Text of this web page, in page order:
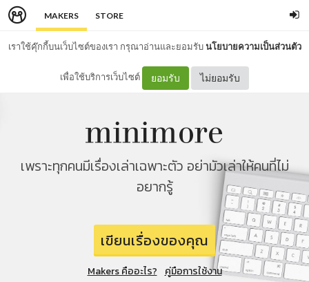
MAKERS STORE
เราใช้คุ๊กกี้บนเว็บไซต์ของเรา กรุณาอ่านและยอมรับนโยบายความเป็นส่วนตัว
เพื่อใช้บริการเว็บไซต์ ยอมรับ ไม่ยอมรับ
เพราะทุกคนมีเรื่องเล่าเฉพาะตัว อย่ามัวเล่าให้คนที่ไม่
อยากรู้
เขียนเรื่องของคุณ
Makers คืออะไร? คู่มือการใช้งาน